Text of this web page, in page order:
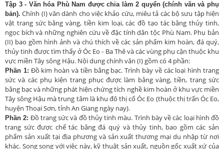
Tập 3 - Văn hóa Phù Nam được chia làm 2 quyển (chính văn và phụ
bản). Chính (I) văn dành cho việc khảo cứu, miêu tả các bộ sưu tập hiện
vật trang sức bằng vàng, tiền kim loại, các đồ tạo tác bằng thủy tinh,
ngọc bích và những nghiên cứu về đặc tính dân tộc Phù Nam. Phụ bản
(II) bao gồm hình ảnh và chú thích về các sản phẩm kim hoàn, đá quý,
thủy tinh được tìm thấy ở Óc Eo - Ba Thê và các vùng phụ cận thuộc khu
vực miền Tây sông Hậu. Nội dung chính văn (I) gồm có 4 phần:
Phần 1: Đồ kim hoàn và tiền bằng bạc. Trình bày về các loại hình trang
sức và các phụ kiện trang phục được làm bằng vàng, tiền, trang sức
bằng bạc và những phát hiện chứng tích nghề kim hoàn ở khu vực miền
Tây sông Hậu mà trung tâm là khu đô thị cổ Óc Eo (thuộc thị trấn Óc Eo,
huyện Thoại Sơn, tỉnh An Giang ngày nay).
Phần 2: Đồ trang sức và đồ thủy tinh màu. Trình bày về các loại hình đồ
trang sức được chế tác bằng đá quý và thủy tinh, bao gồm các sản
phẩm sản xuất tại địa phương và sản xuất thương mại du nhập từ nơi
khác. Song song với việc này, kỹ thuật sản xuất, nguồn gốc xuất xứ của